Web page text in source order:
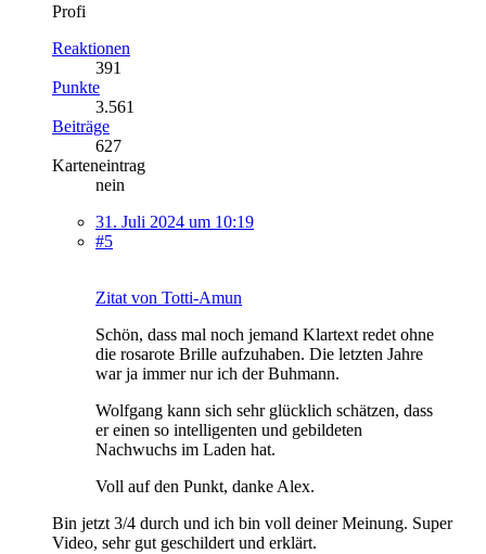
Profi
Reaktionen
391
Punkte
3.561
Beiträge
627
Karteneintrag
nein
31. Juli 2024 um 10:19
#5
Zitat von Totti-Amun
Schön, dass mal noch jemand Klartext redet ohne
die rosarote Brille aufzuhaben. Die letzten Jahre
war ja immer nur ich der Buhmann.
Wolfgang kann sich sehr glücklich schätzen, dass
er einen so intelligenten und gebildeten
Nachwuchs im Laden hat.
Voll auf den Punkt, danke Alex.
Bin jetzt 3/4 durch und ich bin voll deiner Meinung. Super
Video, sehr gut geschildert und erklärt.